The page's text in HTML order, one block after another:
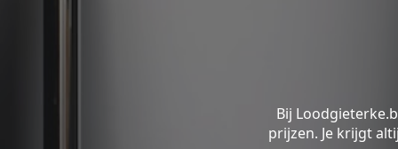
Bij
prijzen. Je krijgt